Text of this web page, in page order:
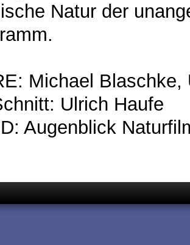
Natur der
Michael Blaschke,
Ulrich Haufe
Augenblick